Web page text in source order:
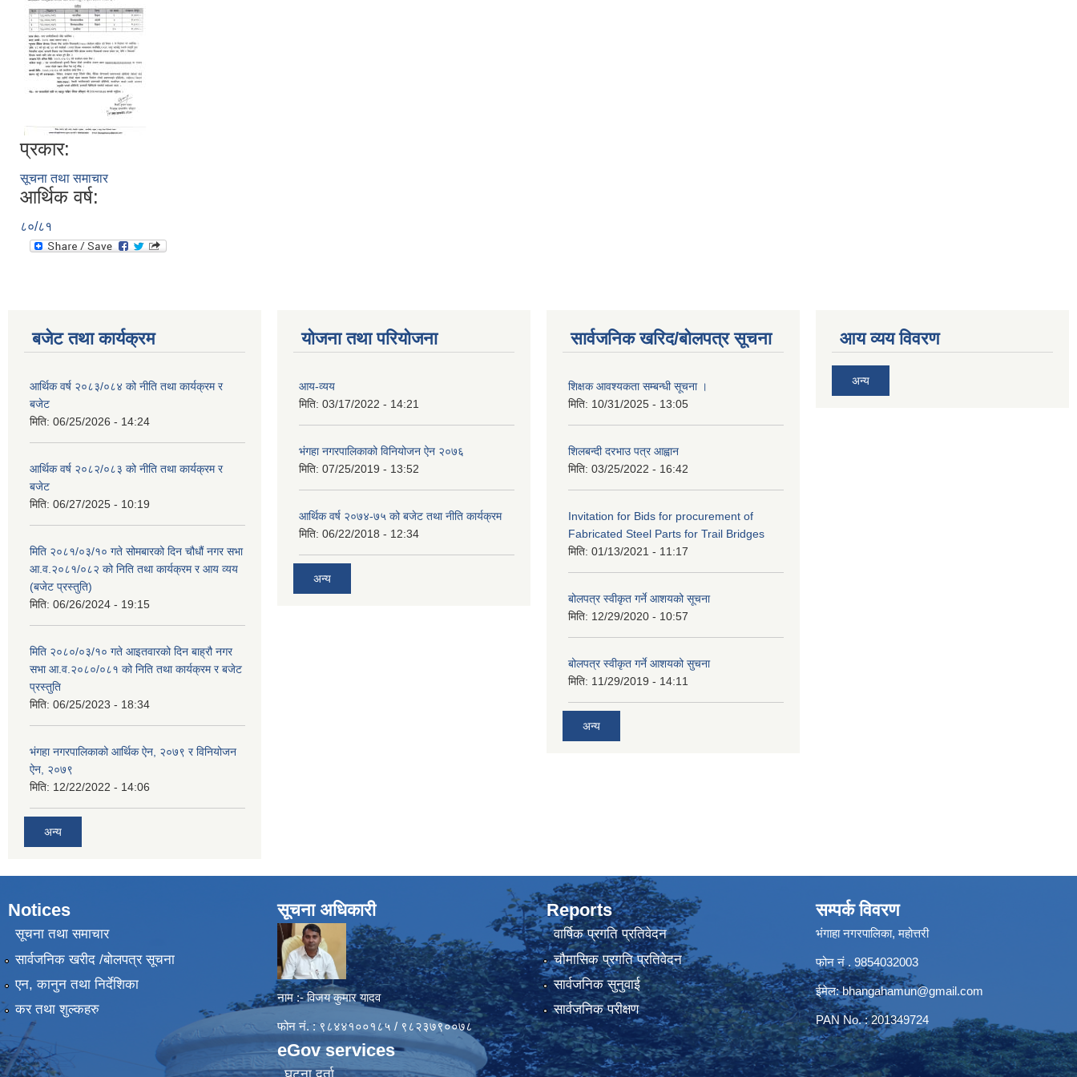
प्रकार:
सूचना तथा समाचार
आर्थिक वर्ष:
८०/८१
बजेट तथा कार्यक्रम
आर्थिक वर्ष २०८३/०८४ को नीति तथा कार्यक्रम र
बजेट
मिति: 06/25/2026 - 14:24
आर्थिक वर्ष २०८२/०८३ को नीति तथा कार्यक्रम र
बजेट
मिति: 06/27/2025 - 10:19
मिति २०८१/०३/१० गते सोमबारको दिन चौधौं नगर सभा
आ.व.२०८१/०८२ को निति तथा कार्यक्रम र आय व्यय
(बजेट प्रस्तुति)
मिति: 06/26/2024 - 19:15
मिति २०८०/०३/१० गते आइतवारको दिन बाह्रौ नगर
सभा आ.व.२०८०/०८१ को निति तथा कार्यक्रम र बजेट
प्रस्तुति
मिति: 06/25/2023 - 18:34
भंगहा नगरपालिकाको आर्थिक ऐन, २०७९ र विनियोजन
ऐन, २०७९
मिति: 12/22/2022 - 14:06
अन्य
योजना तथा परियोजना
आय-व्यय
मिति: 03/17/2022 - 14:21
भंगहा नगरपालिकाको विनियोजन ऐन २०७६
मिति: 07/25/2019 - 13:52
आर्थिक वर्ष २०७४-७५ को बजेट तथा नीति कार्यक्रम
मिति: 06/22/2018 - 12:34
अन्य
सार्वजनिक खरिद/बोलपत्र सूचना
शिक्षक आवश्यकता सम्बन्धी सूचना ।
मिति: 10/31/2025 - 13:05
शिलबन्दी दरभाउ पत्र आह्वान
मिति: 03/25/2022 - 16:42
Invitation for Bids for procurement of
Fabricated Steel Parts for Trail Bridges
मिति: 01/13/2021 - 11:17
बोलपत्र स्वीकृत गर्ने आशयको सूचना
मिति: 12/29/2020 - 10:57
बोलपत्र स्वीकृत गर्ने आशयको सुचना
मिति: 11/29/2019 - 14:11
अन्य
आय व्यय विवरण
अन्य
Notices
सूचना तथा समाचार
सार्वजनिक खरीद /बोलपत्र सूचना
एन, कानुन तथा निर्देशिका
कर तथा शुल्कहरु
सूचना अधिकारी
नाम :- विजय कुमार यादव
फोन नं. : ९८४४१००१८५ / ९८२३७९००७८
eGov services
Reports
वार्षिक प्रगति प्रतिवेदन
चौमासिक प्रगति प्रतिवेदन
सार्वजनिक सुनुवाई
सार्वजनिक परीक्षण
सम्पर्क विवरण
भंगाहा नगरपालिका, महोत्तरी
फोन नं . 9854032003
ईमेल:bhangahamun@gmail.com
PAN No. : 201349724